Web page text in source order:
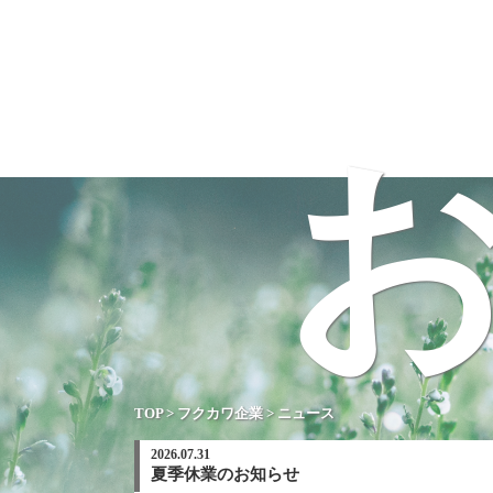
TOP> フクカワ企業> ニュース
2026.07.31
夏季休業のお知らせ